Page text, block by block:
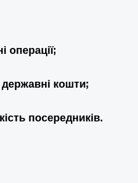
операції;
кошти;
посередників.